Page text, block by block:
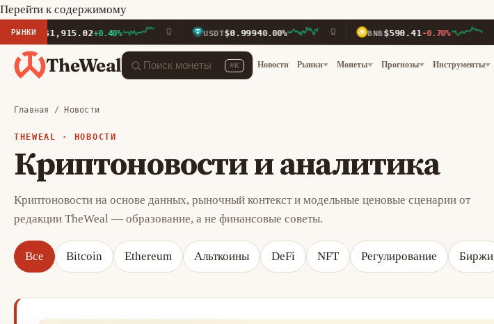
Перейти к содержимому
РЫНКИ
$1,915.02+0.40% USDT $0.99940.00% BNB $590.41-0.70%
TheWeal ⌘K Новости Рынки Монеты Прогнозы Инструменты
Главная / Новости
THEWEAL · НОВОСТИ
Криптоновости и аналитика
Криптоновости на основе данных, рыночный контекст и модельные ценовые сценарии от
редакции TheWeal — образование, а не финансовые советы.
Все Bitcoin Ethereum Альткоины DeFi NFT Регулирование Биржи